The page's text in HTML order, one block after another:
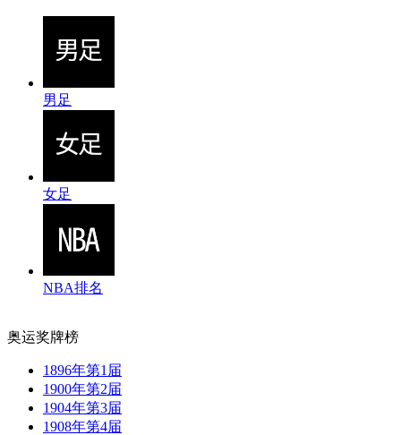
男足
女足
NBA排名
奥运奖牌榜
1896年第1届
1900年第2届
1904年第3届
1908年第4届